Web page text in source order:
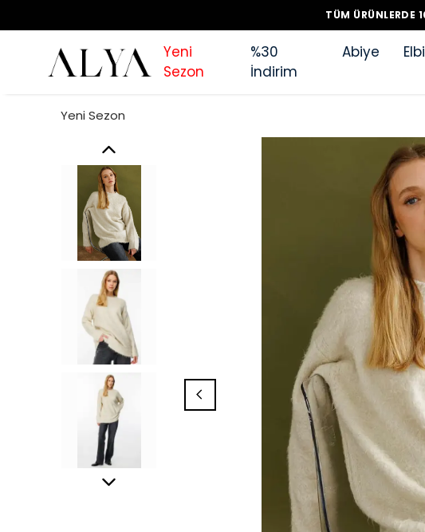
TÜM ÜRÜNLERDE
Yeni
Sezon
%30
İndirim
Abiye
Yeni Sezon